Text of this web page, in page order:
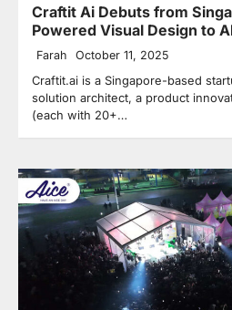
Craftit Ai Debuts from
Powered Visual Design to
Farah October 11, 2025
Craftit.ai is a Singapore-based
solution architect, a product
(each with 20+…